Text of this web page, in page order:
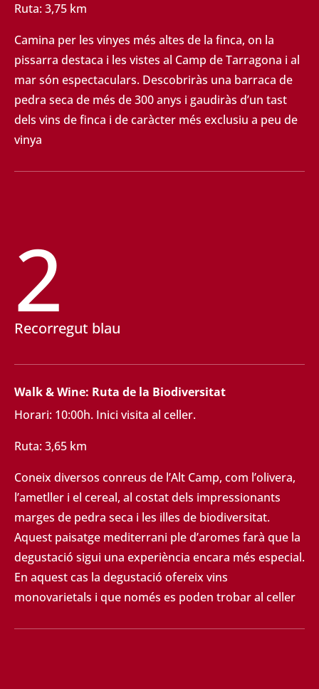
Ruta: 3,75 km
Camina per les vinyes més altes de la finca, on la
pissarra destaca i les vistes al Camp de Tarragona i al
mar són espectaculars. Descobriràs una barraca de
pedra seca de més de 300 anys i gaudiràs d’un tast
dels vins de finca i de caràcter més exclusiu a peu de
vinya
2
Recorregut blau
Walk & Wine: Ruta de la Biodiversitat
Horari: 10:00h. Inici visita al celler.
Ruta: 3,65 km
Coneix diversos conreus de l’Alt Camp, com l’olivera,
l’ametller i el cereal, al costat dels impressionants
marges de pedra seca i les illes de biodiversitat.
Aquest paisatge mediterrani pled’aromes farà que la
degustació sigui una experiència encara més especial.
En aquest cas la degustació ofereix vins
monovarietals i que només es poden trobar al celler